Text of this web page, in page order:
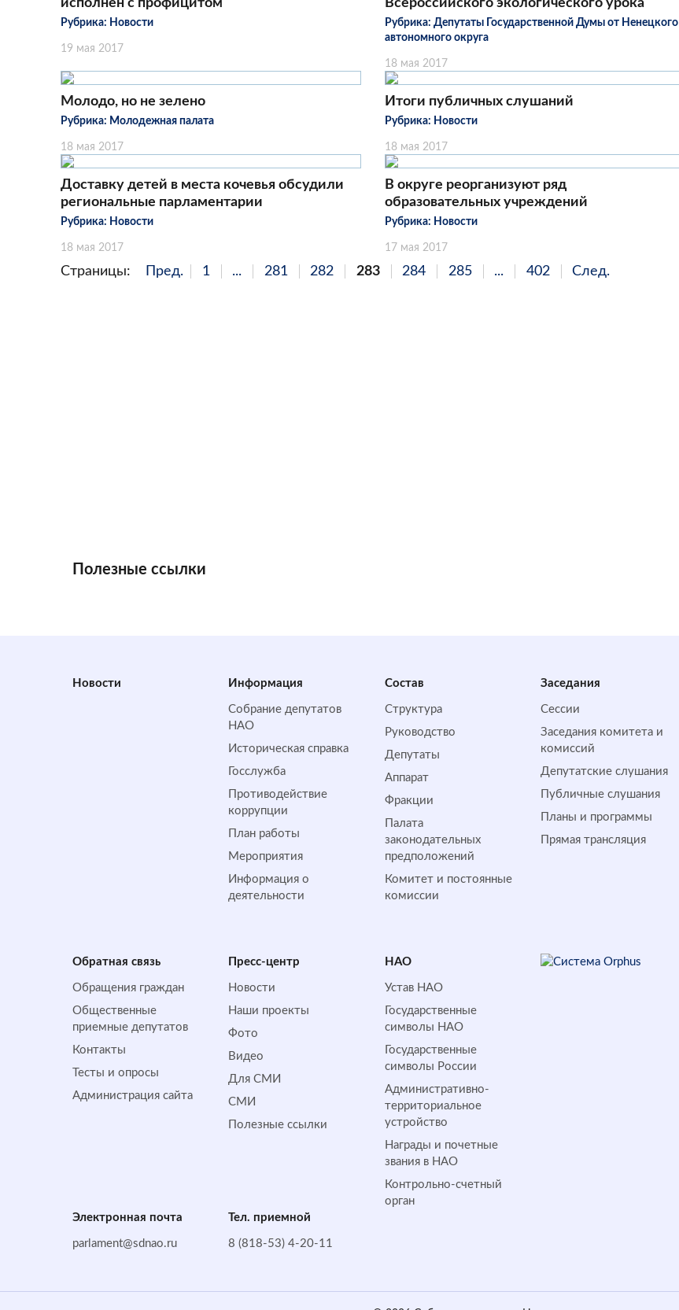
исполнен с профицитом
Рубрика: Новости
19 мая 2017
Всероссийского экологического урока
Рубрика: Депутаты Государственной Думы от Ненецкого
автономного округа
18 мая 2017
Молодо, но не зелено
Рубрика: Молодежная палата
18 мая 2017
Итоги публичных слушаний
Рубрика: Новости
18 мая 2017
Доставку детей в места кочевья обсудили
региональные парламентарии
Рубрика: Новости
18 мая 2017
В округе реорганизуют ряд
образовательных учреждений
Рубрика: Новости
17 мая 2017
Страницы: Пред. 1 ... 281 282 283 284 285 ... 402 След.
Полезные ссылки
Новости Информация
Собрание депутатов
НАО
Историческая справка
Госслужба
Противодействие
коррупции
План работы
Мероприятия
Информация о
деятельности
Состав
Структура
Руководство
Депутаты
Аппарат
Фракции
Палата
законодательных
предположений
Комитет и постоянные
комиссии
Заседания
Сессии
Заседания комитета и
комиссий
Депутатские слушания
Публичные слушания
Планы и программы
Прямая трансляция
Обратная cвязь
Обращения граждан
Общественные
приемные депутатов
Контакты
Тесты и опросы
Администрация сайта
Пресс-центр
Новости
Наши проекты
Фото
Видео
Для СМИ
СМИ
Полезные ссылки
НАО
Устав НАО
Государственные
символы НАО
Государственные
символы России
Административно-
территориальное
устройство
Награды и почетные
звания в НАО
Контрольно-счетный
орган
Электронная почта
parlament@sdnao.ru
Тел. приемной
8 (818-53) 4-20-11